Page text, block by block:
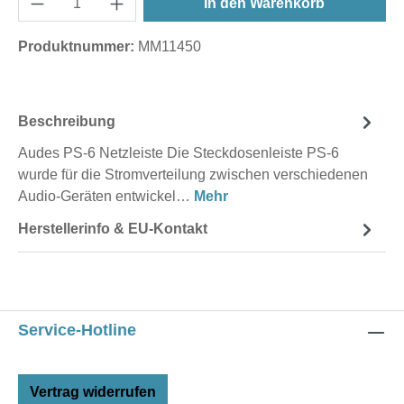
Produktnummer: MM11450
Beschreibung
Audes PS-6 Netzleiste Die Steckdosenleiste PS-6
wurde für die Stromverteilung zwischen verschiedenen
Audio-Geräten entwickel… Mehr
Herstellerinfo & EU-Kontakt
Service-Hotline
Vertrag widerrufen